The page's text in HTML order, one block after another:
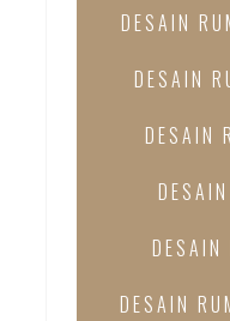
DESAIN
DESAIN
DESAIN
DESAIN
DESAIN